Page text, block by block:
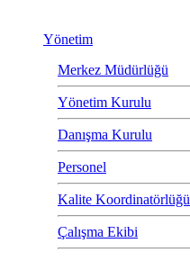
Yönetim
Merkez Müdürlüğü
Yönetim Kurulu
Danışma Kurulu
Personel
Kalite Koordinatörlüğü
Çalışma Ekibi